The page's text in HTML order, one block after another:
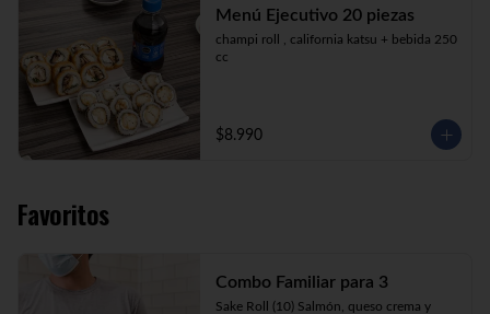
Menú Ejecutivo 20 piezas
champi roll , california katsu + bebida 250
cc
$8.990
Favoritos
Combo Familiar para 3
Sake Roll (10) Salmón, queso crema y